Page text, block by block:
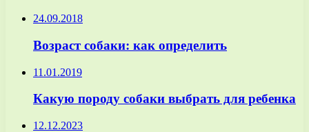
24.09.2018
Возраст собаки: как определить
11.01.2019
Какую породу собаки выбрать для ребенка
12.12.2023